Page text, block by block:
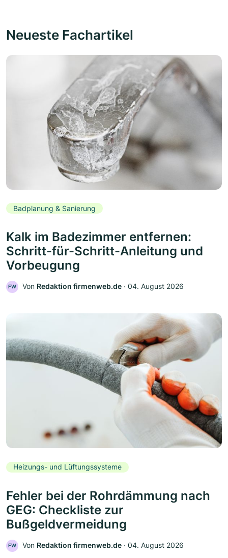
Neueste Fachartikel
Badplanung & Sanierung
Kalk im Badezimmer entfernen:
Schritt-für-Schritt-Anleitung und
Vorbeugung
FW Von Redaktion firmenweb.de ‧ 04. August 2026
Heizungs- und Lüftungssysteme
Fehler bei der Rohrdämmung nach
GEG: Checkliste zur
Bußgeldvermeidung
FW Von Redaktion firmenweb.de ‧ 04. August 2026